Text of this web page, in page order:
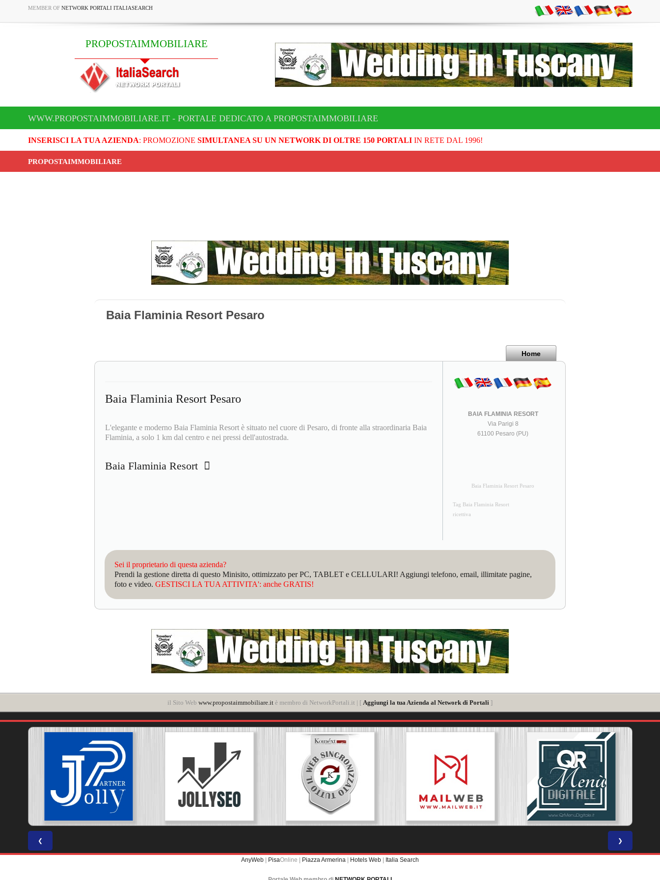
MEMBER OF NETWORK PORTALI ITALIASEARCH
PROPOSTAIMMOBILIARE
WWW.PROPOSTAIMMOBILIARE.IT - PORTALE DEDICATO A PROPOSTAIMMOBILIARE
INSERISCI LA TUA AZIENDA: PROMOZIONE SIMULTANEA SU UN NETWORK DI OLTRE 150 PORTALIIN RETE DAL 1996!
PROPOSTAIMMOBILIARE
Baia Flaminia Resort Pesaro
Home
Baia Flaminia Resort Pesaro
L'elegante e moderno Baia Flaminia Resort è situato nel cuore di Pesaro, di fronte alla straordinaria Baia
Flaminia, a solo 1 km dal centro e nei pressi dell'autostrada.
Baia Flaminia Resort
BAIA FLAMINIA RESORT
Via Parigi 8
61100 Pesaro (PU)
Baia Flaminia Resort Pesaro
Tag Baia Flaminia Resort
ricettiva
Sei il proprietario di questa azienda?
Prendi la gestione diretta di questo Minisito, ottimizzato per PC, TABLET e CELLULARI! Aggiungi telefono, email, illimitate pagine,
foto e video. GESTISCI LA TUA ATTIVITA': anche GRATIS!
il Sito Web www.propostaimmobiliare.it è membro di NetworkPortali.it | [ Aggiungi la tua Azienda al Network di Portali ]
❮ ❯
AnyWeb | PisaOnline | Piazza Armerina | Hotels Web | Italia Search